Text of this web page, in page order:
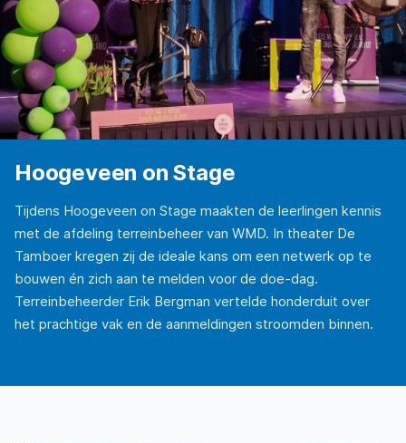
Hoogeveen on Stage
Tijdens Hoogeveen on Stage maakten de leerlingen kennis
met de afdeling terreinbeheer van WMD. In theater De
Tamboer kregen zij de ideale kans om een netwerk op te
bouwen én zich aan te melden voor de doe-dag.
Terreinbeheerder Erik Bergman vertelde honderduit over
het prachtige vak en de aanmeldingen stroomden binnen.